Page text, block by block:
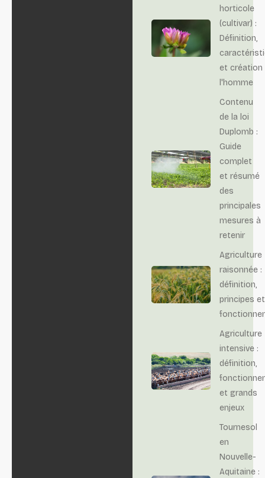
horticole
(cultivar) :
Définition,
et création
l'homme
Contenu
de la loi
Duplomb :
Guide
complet
et résumé
des
principales
mesures à
retenir
Agriculture
raisonnée :
définition,
principes et
Agriculture
intensive :
définition,
et grands
enjeux
Tournesol
en
Nouvelle-
Aquitaine :